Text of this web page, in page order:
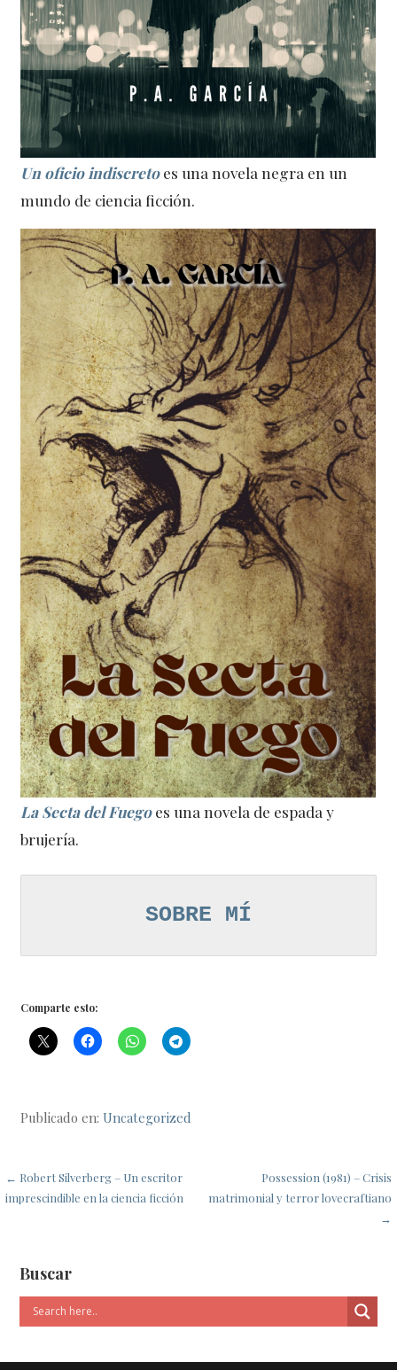
Un oficio indiscretoes una novela negra en un
mundo de ciencia ficción.
La Secta del Fuegoes una novela de espada y
brujería.
SOBRE MÍ
Comparte esto:
Publicado en:Uncategorized
Navegación
de
← Robert Silverberg – Un escritor
imprescindible en la ciencia ficción
Possession (1981) – Crisis
matrimonial y terror lovecraftiano
→
Buscar